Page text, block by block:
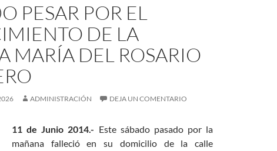
PESAR POR EL
DE LA
MARÍA DEL ROSARIO
ADMINISTRACIÓN DEJA UN COMENTARIO
11 de Junio 2014.- Este sábado pasado por la
mañana falleció en su domicilio de la calle